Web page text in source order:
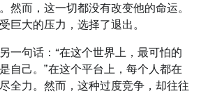
然而，这一切都没有改变他的命运。
巨大的压力，选择了退出。
一句话：“在这个世界上，最可怕的
自己。”在这个平台上，每个人都在
全力。然而，这种过度竞争，却往往